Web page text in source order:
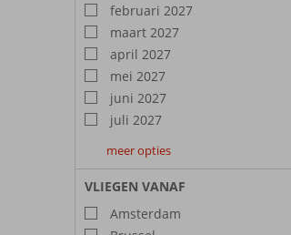
februari 2027
maart 2027
april 2027
mei 2027
juni 2027
juli 2027
augustus
2027
september
2027
oktober
2027
meer opties
VLIEGEN VANAF
Amsterdam